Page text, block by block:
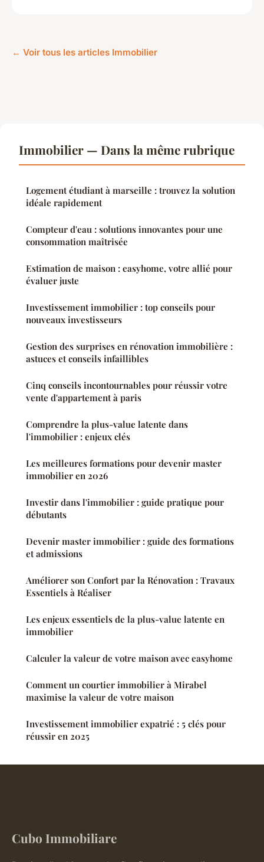
← Voir tous les articles Immobilier
Immobilier — Dans la même rubrique
Logement étudiant à marseille : trouvez la solution
idéale rapidement
Compteur d'eau : solutions innovantes pour une
consommation maîtrisée
Estimation de maison : easyhome, votre allié pour
évaluer juste
Investissement immobilier : top conseils pour
nouveaux investisseurs
Gestion des surprises en rénovation immobilière :
astuces et conseils infaillibles
Cinq conseils incontournables pour réussir votre
vente d'appartement à paris
Comprendre la plus-value latente dans
l'immobilier : enjeux clés
Les meilleures formations pour devenir master
immobilier en 2026
Investir dans l'immobilier : guide pratique pour
débutants
Devenir master immobilier : guide des formations
et admissions
Améliorer son Confort par la Rénovation : Travaux
Essentiels à Réaliser
Les enjeux essentiels de la plus-value latente en
immobilier
Calculer la valeur de votre maison avec easyhome
Comment un courtier immobilier à Mirabel
maximise la valeur de votre maison
Investissement immobilier expatrié : 5 clés pour
réussir en 2025
Cubo Immobiliare